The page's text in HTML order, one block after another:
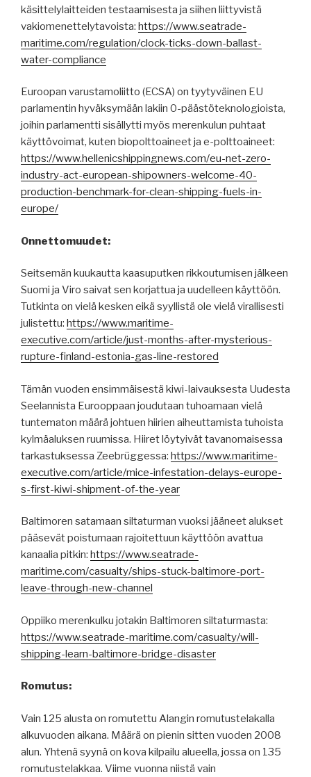
käsittelylaitteiden testaamisesta ja siihen liittyvistä
vakiomenettelytavoista: https://www.seatrade-
maritime.com/regulation/clock-ticks-down-ballast-
water-compliance
Euroopan varustamoliitto (ECSA) on tyytyväinen EU
parlamentin hyväksymään lakiin 0-päästöteknologioista,
joihin parlamentti sisällytti myös merenkulun puhtaat
käyttövoimat, kuten biopolttoaineet ja e-polttoaineet:
https://www.hellenicshippingnews.com/eu-net-zero-
industry-act-european-shipowners-welcome-40-
production-benchmark-for-clean-shipping-fuels-in-
europe/
Onnettomuudet:
Seitsemän kuukautta kaasuputken rikkoutumisen jälkeen
Suomi ja Viro saivat sen korjattua ja uudelleen käyttöön.
Tutkinta on vielä kesken eikä syyllistä ole vielä virallisesti
julistettu: https://www.maritime-
executive.com/article/just-months-after-mysterious-
rupture-finland-estonia-gas-line-restored
Tämän vuoden ensimmäisestä kiwi-laivauksesta Uudesta
Seelannista Eurooppaan joudutaan tuhoamaan vielä
tuntematon määrä johtuen hiirien aiheuttamista tuhoista
kylmäaluksen ruumissa. Hiiret löytyivät tavanomaisessa
tarkastuksessa Zeebrüggessa: https://www.maritime-
executive.com/article/mice-infestation-delays-europe-
s-first-kiwi-shipment-of-the-year
Baltimoren satamaan siltaturman vuoksi jääneet alukset
pääsevät poistumaan rajoitettuun käyttöön avattua
kanaalia pitkin: https://www.seatrade-
maritime.com/casualty/ships-stuck-baltimore-port-
leave-through-new-channel
Oppiiko merenkulku jotakin Baltimoren siltaturmasta:
https://www.seatrade-maritime.com/casualty/will-
shipping-learn-baltimore-bridge-disaster
Romutus:
Vain 125 alusta on romutettu Alangin romutustelakalla
alkuvuoden aikana. Määrä on pienin sitten vuoden 2008
alun. Yhtenä syynä on kova kilpailu alueella, jossa on 135
romutustelakkaa. Viime vuonna niistä vain